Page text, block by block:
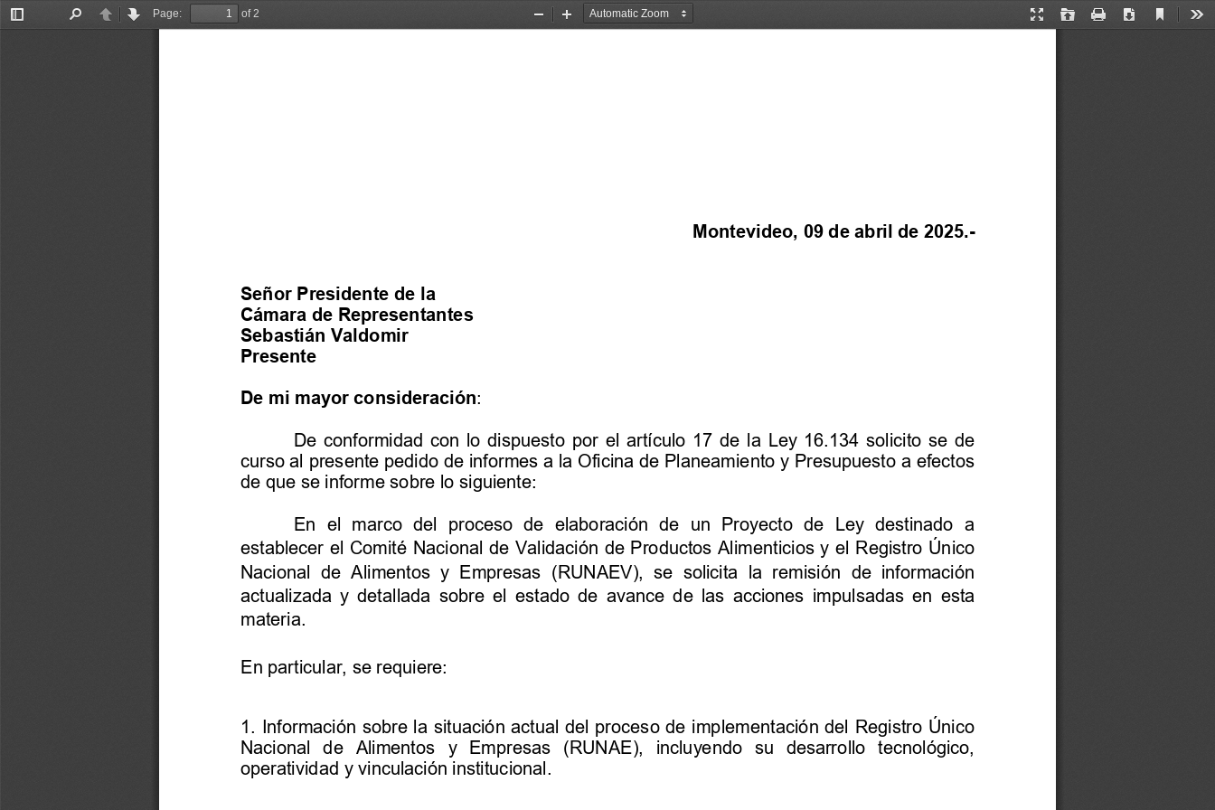
Toggle
PreviousNext
Page:
of 2
Presentation
Open Print Download
Current
Zoom
Zoom
Montevideo, 09 de abril de 2025. -
Señor Presidente de la
Cámara de Representantes
Sebastián Valdomir
Presente
De mi mayor consideración:
De conformidad con lo dispuesto por el artículo
17 de la Ley 16.134 solicito se de
curso al presente pedido de informes a la Oficina de Planeamiento y Presupuesto a efectos
de que se informe sobre lo siguiente:
En el marco del proceso de elaboración de un Proyecto de Ley destinado
a
establecer el Comité Nacional de Validación de Productos Alimenticios y el Registro Único
Nacional de Alimentos y Empresas (RUNAEV), se solicita la remisión de información
actualizada y detallada sobre el estado de avance de las acciones impulsadas en esta
materia.
En particular, se requiere:
1. Información sobre la situación actual del proceso de implementació
n del Registro Único
Nacional
de Alimentos y Empresas (RUNAE), incluyendo su desarrollo
tecnológico,
operatividad y vinculació n
institucional.